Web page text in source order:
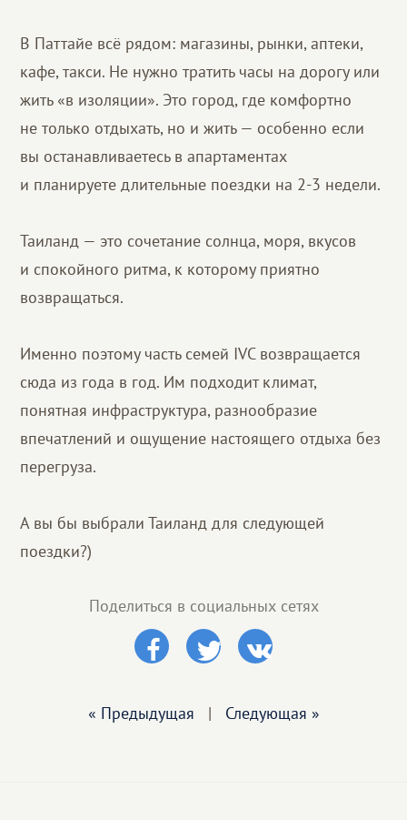
В Паттайе всё рядом: магазины, рынки, аптеки,
кафе, такси. Не нужно тратить часы на дорогу или
жить «в изоляции». Это город, где комфортно
не только отдыхать, но и жить — особенно если
вы останавливаетесь в апартаментах
и планируете длительные поездки на 2-3 недели.
Таиланд — это сочетание солнца, моря, вкусов
и спокойного ритма, к которому приятно
возвращаться.
Именно поэтому часть семей IVC возвращается
сюда из года в год. Им подходит климат,
понятная инфраструктура, разнообразие
впечатлений и ощущение настоящего отдыха без
перегруза.
А вы бы выбрали Таиланд для следующей
поездки?)
Поделиться в социальных сетях
« Предыдущая | Следующая »